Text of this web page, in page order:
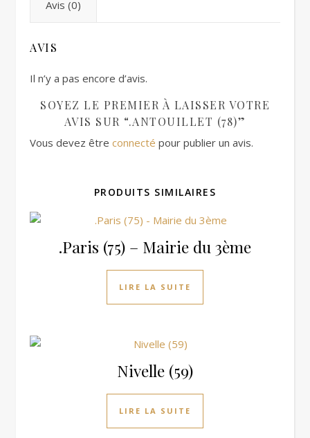
Avis (0)
AVIS
Il n’y a pas encore d’avis.
SOYEZ LE PREMIER À LAISSER VOTRE
AVIS SUR “.ANTOUILLET (78)”
Vous devez être connecté pour publier un avis.
PRODUITS SIMILAIRES
.Paris (75) – Mairie du 3ème
LIRE LA SUITE
Nivelle (59)
LIRE LA SUITE